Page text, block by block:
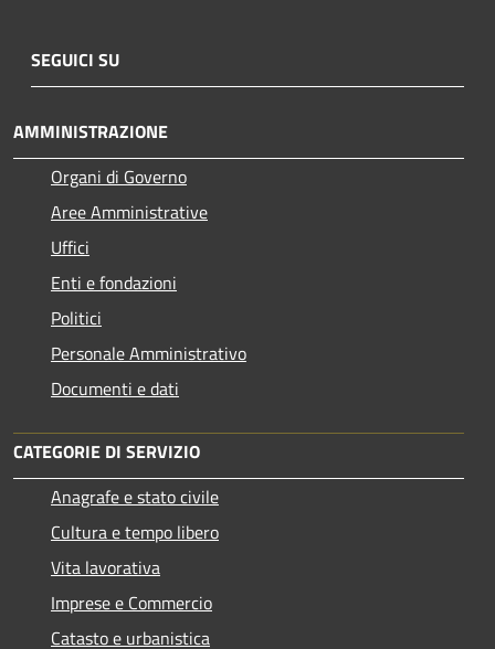
SEGUICI SU
AMMINISTRAZIONE
Organi di Governo
Aree Amministrative
Uffici
Enti e fondazioni
Politici
Personale Amministrativo
Documenti e dati
CATEGORIE DI SERVIZIO
Anagrafe e stato civile
Cultura e tempo libero
Vita lavorativa
Imprese e Commercio
Catasto e urbanistica